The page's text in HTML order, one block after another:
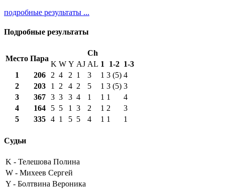
подробные результаты ...
Подробные результаты
Место Пара
Ch
K W Y AJ AL 1 1-2 1-3
1
206 2 4 2 1 3 1 3 (5) 4
2
203 1 2 4 2 5 1 3 (5) 3
3
367 3 3 3 4 1 1 1
4
4
164 5 5 1 3 2 1 2
3
5
335 4 1 5 5 4 1 1 1
Судьи
K - Телешова Полина
W - Михеев Сергей
Y - Болтвина Вероника